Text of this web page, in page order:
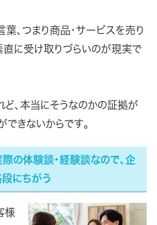
葉、つまり商品・サービスを売り
直に受け取りづらいのが現実で
ど、本当にそうなのかの証拠が
できないからです。
際の体験談・経験談なので、企
にちがう
様